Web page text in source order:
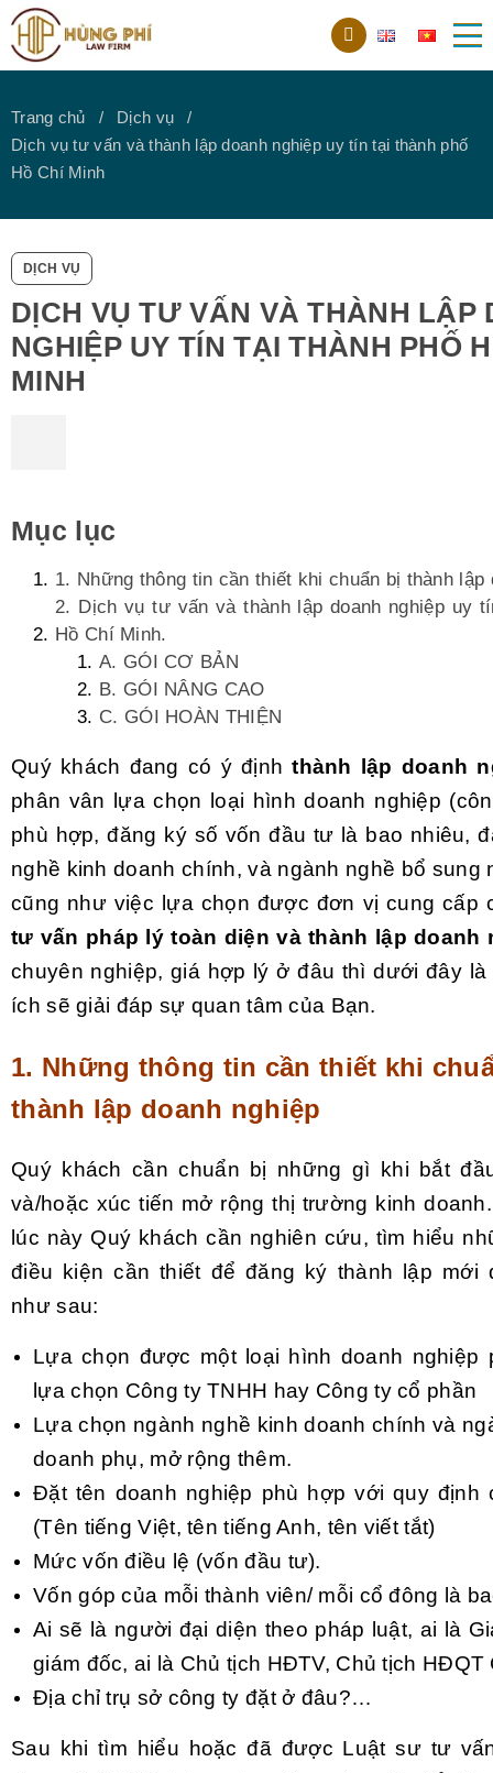
Trang chủ
Dịch vụ
Dịch vụ tư vấn và thành lập doanh nghiệp uy tín tại thành phố
Hồ Chí Minh
DỊCH VỤ
DỊCH VỤ TƯ VẤN VÀ THÀNH LẬP
NGHIỆP UY TÍN TẠI THÀNH PHỐ
MINH
Mục lục
1. Những thông tin cần thiết khi chuẩn bị thành lập
2. Dịch vụ tư vấn và thành lập doanh nghiệp uy
Hồ Chí Minh.
A. GÓI CƠ BẢN
B. GÓI NÂNG CAO
C. GÓI HOÀN THIỆN
Quý khách đang có ý địnhthành lập doanh
phân vân lựa chọn loại hình doanh nghiệp
phù hợp, đăng ký số vốn đầu tư là bao nhiêu,
nghề kinh doanh chính, và ngành nghề bổ
cũng như việc lựa chọn được đơn vị cung cấp
tư vấn pháp lý toàn diện và thành lập doanh
chuyên nghiệp, giá hợp lý ở đâu thì dưới đây
ích sẽ giải đáp sự quan tâm của Bạn.
1. Những thông tin cần thiết khi
thành lập doanh nghiệp
Quý khách cần chuẩn bị những gì khi bắt
và/hoặc xúc tiến mở rộng thị trường kinh
lúc này Quý khách cần nghiên cứu, tìm hiểu
điều kiện cần thiết để đăng ký thành lập mới
như sau:
Lựa chọn được một loại hình doanh nghiệp
lựa chọn Công ty TNHH hay Công ty cổ phần
Lựa chọn ngành nghề kinh doanh chính và
doanh phụ, mở rộng thêm.
Đặt tên doanh nghiệp phù hợp với quy định
(Tên tiếng Việt, tên tiếng Anh, tên viết tắt)
Mức vốn điều lệ (vốn đầu tư).
Vốn góp của mỗi thành viên/ mỗi cổ đông là
Ai sẽ là người đại diện theo pháp luật, ai là
giám đốc, ai là Chủ tịch HĐTV, Chủ tịch HĐQT
Địa chỉ trụ sở công ty đặt ở đâu?…
Sau khi tìm hiểu hoặc đã được Luật sư tư